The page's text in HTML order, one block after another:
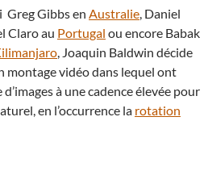
Greg Gibbs en Australie, Daniel
Claro au Portugal ou encore Babak
, Joaquin Baldwin décide
montage vidéo dans lequel ont
à une cadence élevée pour
en l’occurrence la rotation
vidéo : Scintillaris, l’histoire d’un